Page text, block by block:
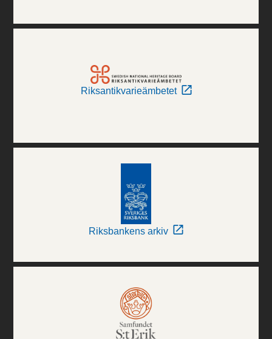
Riksantikvarieämbetet
Riksbankens arkiv